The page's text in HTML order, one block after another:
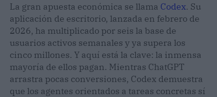
La gran apuesta económica se llama Codex. Su
aplicación de escritorio, lanzada en febrero de
2026, ha multiplicado por seis la base de
usuarios activos semanales y ya supera los
cinco millones. Y aquí está la clave: la inmensa
mayoría de ellos pagan. Mientras ChatGPT
arrastra pocas conversiones, Codex demuestra
que los agentes orientados a tareas concretas sí